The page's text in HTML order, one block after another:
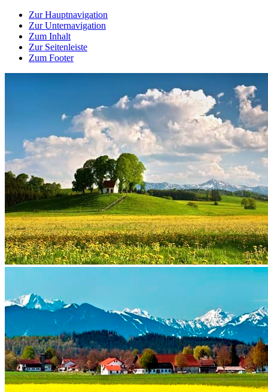
Zur Hauptnavigation
Zur Unternavigation
Zum Inhalt
Zur Seitenleiste
Zum Footer